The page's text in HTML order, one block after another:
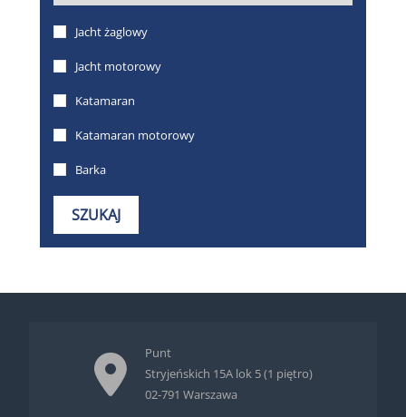
Punt
Stryjeńskich 15A lok 5 (1 piętro)
02-791 Warszawa